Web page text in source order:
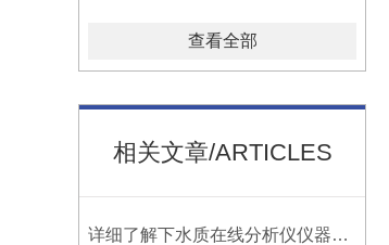
查看全部
相关文章/ARTICLES
详细了解下水质在线分析仪仪器特点